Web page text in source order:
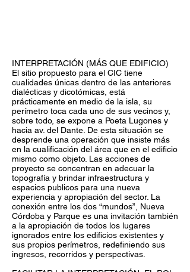
INTERPRETACIÓN (MÁS QUE EDIFICIO)
El sitio propuesto para el CIC tiene
cualidades únicas dentro de las anteriores
dialécticas y dicotómicas, está
prácticamente en medio de la isla, su
perímetro toca cada uno de sus vecinos y,
sobre todo, se expone a Poeta Lugones y
hacia av. del Dante. De esta situación se
desprende una operación que insiste más
en la cualificación del área que en el edificio
mismo como objeto. Las acciones de
proyecto se concentran en adecuar la
topografía y brindar infraestructura y
espacios publicos para una nueva
experiencia y apropiación del sector. La
conexión entre los dos “mundos”, Nueva
Córdoba y Parque es una invitación también
a la apropiación de todos los lugares
ignorados entre los edificios existentes y
sus propios perímetros, redefiniendo sus
ingresos, recorridos y perspectivas.